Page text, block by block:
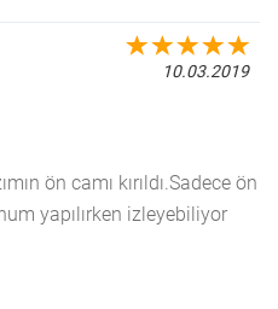
10.03.2019
ön camı kırıldı.Sadece ön
yapılırken izleyebiliyor